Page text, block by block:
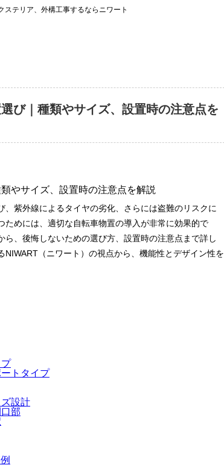
テリア、外構工事するならニワート
び｜種類やサイズ、設置時の注意点を
やサイズ、設置時の注意点を解説
紫外線によるタイヤの劣化、さらには盗難のリスクに
めには、適切な自転車物置の導入が非常に効果的で
、後悔しないための選び方、設置時の注意点まで詳し
（ニワート）の視点から、機能性とデザイン性を
トタイプ
設計
部